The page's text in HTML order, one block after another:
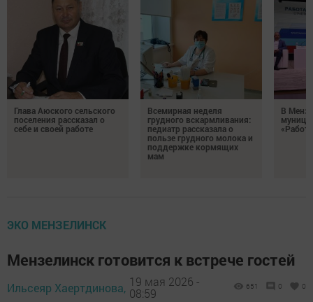
Глава Аюского сельского
поселения рассказал о
себе и своей работе
Всемирная неделя
грудного вскармливания:
педиатр рассказала о
пользе грудного молока и
поддержке кормящих
мам
В
ЭКО МЕНЗЕЛИНСК
Мензелинск готовится к встрече гостей
Ильсеяр Хаертдинова, 19 мая 2026 -
08:59
651 0 0